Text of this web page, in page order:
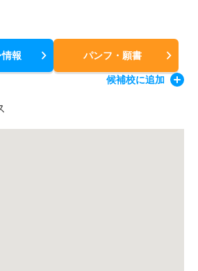
報 パンフ・願書
候補校に追加